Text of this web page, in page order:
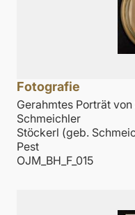
Fotografie
Gerahmtes Porträt
Schmeichler
Stöckerl (geb.
Pest
OJM_BH_F_015